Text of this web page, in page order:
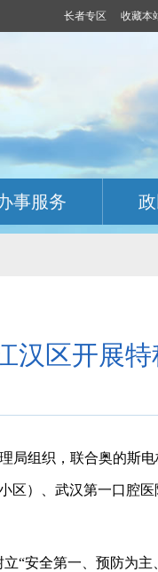
长者专区 收藏本
事服务
汉区开展
局组织，联合奥的斯
）、武汉第一口腔
“安全第一、预防为